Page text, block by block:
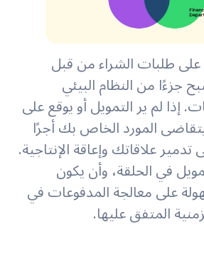
على طلبات الشراء من قبل
جزءًا من النظام البيئي
إذا لم ير التمويل أو يوقع على
المورد الخاص بك أجرًا
علاقاتك وإعاقة الإنتاجية.
في الحلقة، وأن يكون
على معالجة المدفوعات في
المتفق عليها.